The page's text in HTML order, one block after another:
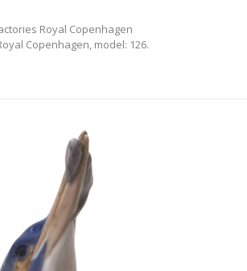
Royal Copenhagen
Copenhagen, model: 126.